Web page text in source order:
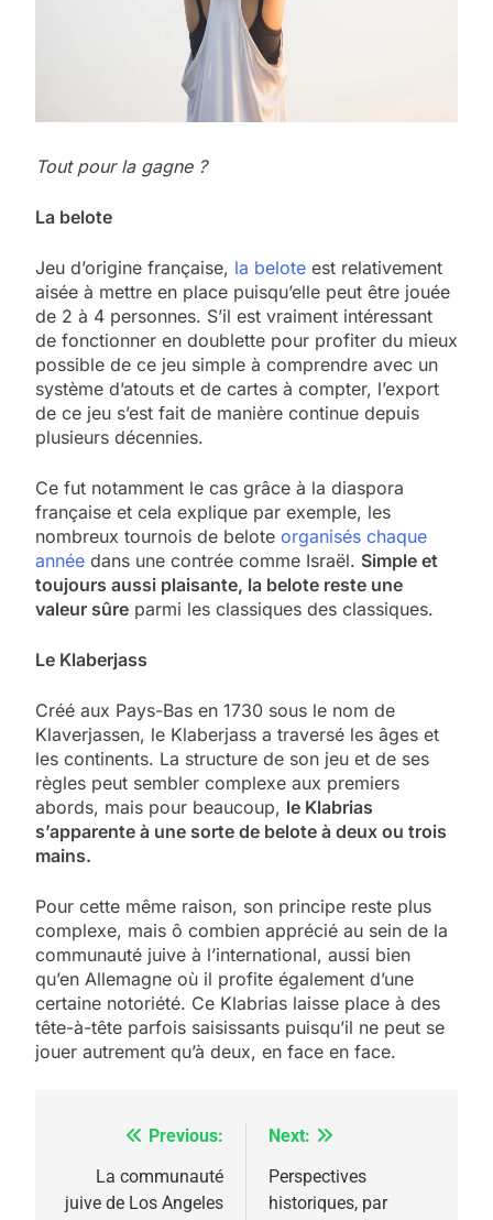
Tout pour la gagne ?
La belote
Jeu d’origine française, la belote est relativement
aisée à mettre en place puisqu’elle peut être jouée
de 2 à 4 personnes. S’il est vraiment intéressant
de fonctionner en doublette pour profiter du mieux
possible de ce jeu simple à comprendre avec un
système d’atouts et de cartes à compter, l’export
de ce jeu s’est fait de manière continue depuis
plusieurs décennies.
Ce fut notamment le cas grâce à la diaspora
française et cela explique par exemple, les
nombreux tournois de belote organisés chaque
année dans une contrée comme Israël. Simple et
toujours aussi plaisante, la belote reste une
valeur sûre parmi les classiques des classiques.
Le Klaberjass
Créé aux Pays-Bas en 1730 sous le nom de
Klaverjassen, le Klaberjass a traversé les âges et
les continents. La structure de son jeu et de ses
règles peut sembler complexe aux premiers
abords, mais pour beaucoup, le Klabrias
s’apparente à une sorte de belote à deux ou trois
mains.
Pour cette même raison, son principe reste plus
complexe, mais ô combien apprécié au sein de la
communauté juive à l’international, aussi bien
qu’en Allemagne où il profite également d’une
certaine notoriété. Ce Klabrias laisse place à des
tête-à-tête parfois saisissants puisqu’il ne peut se
jouer autrement qu’à deux, en face en face.
NavigationPrevious:
La communauté
juive de Los Angeles
Next:
Perspectives
historiques, par